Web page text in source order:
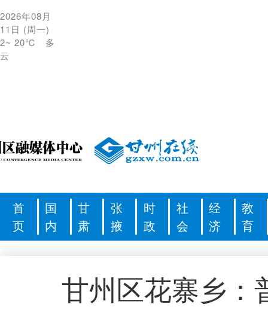
2026年08月
11日 (周一)
2~ 20℃
多
云
首
页
国
内
甘
肃
张
掖
时
政
社
会
经
济
教
育
甘州区花寨乡：